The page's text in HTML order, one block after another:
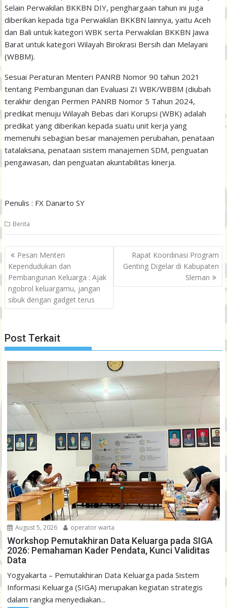
Selain Perwakilan BKKBN DIY, penghargaan tahun ini juga
diberikan kepada tiga Perwakilan BKKBN lainnya, yaitu Aceh
dan Bali untuk kategori WBK serta Perwakilan BKKBN Jawa
Barat untuk kategori Wilayah Birokrasi Bersih dan Melayani
(WBBM).
Sesuai Peraturan Menteri PANRB Nomor 90 tahun 2021
tentang Pembangunan dan Evaluasi ZI WBK/WBBM (diubah
terakhir dengan Permen PANRB Nomor 5 Tahun 2024,
predikat menuju Wilayah Bebas dari Korupsi (WBK) adalah
predikat yang diberikan kepada suatu unit kerja yang
memenuhi sebagian besar manajemen perubahan, penataan
tatalaksana, penataan sistem manajemen SDM, penguatan
pengawasan, dan penguatan akuntabilitas kinerja.
Penulis : FX Danarto SY
Berita
Post
navigation
Pesan Menteri
Kependudukan dan
Pembangunan Keluarga : Ajak
ngobrol keluargamu, jangan
sibuk dengan gadget terus
Rapat Koordinasi Program
Genting Digelar di Kabupaten
Sleman
Post Terkait
August 5, 2026 operator warta
Workshop Pemutakhiran Data Keluarga pada SIGA
2026: Pemahaman Kader Pendata, Kunci Validitas
Data
Yogyakarta – Pemutakhiran Data Keluarga pada Sistem
Informasi Keluarga (SIGA) merupakan kegiatan strategis
dalam rangka menyediakan...